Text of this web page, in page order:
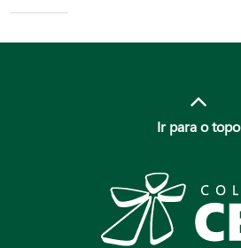
Ir para o topo